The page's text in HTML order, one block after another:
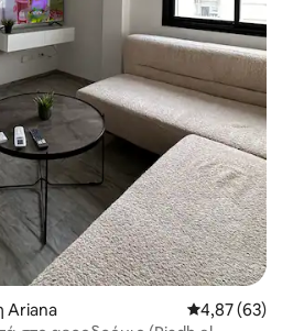
Ariana Μέση
4,87 (63)